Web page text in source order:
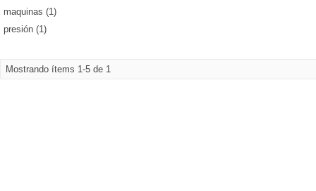
maquinas (1)
presión (1)
Mostrando ítems 1-5 de 1